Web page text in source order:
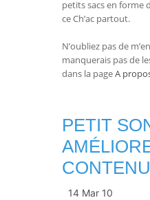
petits sacs en forme
ce Ch’ac partout.
N’oubliez pas de
manquerais pas de
dans la pageA
PETIT
14 Mar 10